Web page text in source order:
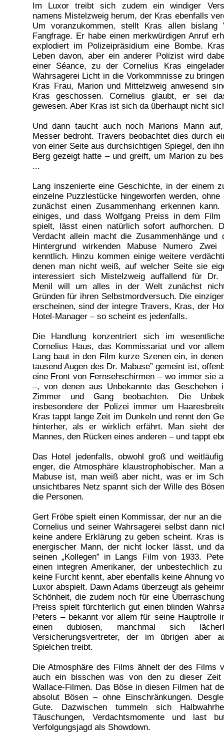
Im Luxor treibt sich zudem ein windiger
namens Mistelzweig herum, der Kras ebenfalls
Um voranzukommen, stellt Kras allen bislang
Fangfrage. Er habe einen merkwürdigen Anruf
explodiert im Polizeipräsidium eine Bombe.
Leben davon, aber ein anderer Polizist wird
einer Séance, zu der Cornelius Kras
Wahrsagerei Licht in die Vorkommnisse zu
Kras Frau, Marion und Mittelzweig anwesend
Kras geschossen. Cornelius glaubt, er sei
gewesen. Aber Kras ist sich da überhaupt nicht
Und dann taucht auch noch Marions Mann
Messer bedroht. Travers beobachtet dies durch
von einer Seite aus durchsichtigen Spiegel, den
Berg gezeigt hatte – und greift, um Marion zu
...
Lang inszenierte eine Geschichte, in der einem
einzelne Puzzlestücke hingeworfen werden,
zunächst einen Zusammenhang erkennen
einiges, und dass Wolfgang Preiss in dem
spielt, lässt einen natürlich sofort aufhorchen.
Verdacht allein macht die Zusammenhänge
Hintergrund wirkenden Mabuse Numero
kenntlich. Hinzu kommen einige weitere
denen man nicht weiß, auf welcher Seite sie
interessiert sich Mistelzweig auffallend für Dr.
Menil will um alles in der Welt zunächst
Gründen für ihren Selbstmordversuch. Die
erscheinen, sind der integre Travers, Kras, der
Hotel-Manager – so scheint es jedenfalls.
Die Handlung konzentriert sich im
Cornelius Haus, das Kommissariat und vor
Lang baut in den Film kurze Szenen ein, in
tausend Augen des Dr. Mabuse” gemeint ist,
eine Front von Fernsehschirmen – wo immer sie
–, von denen aus Unbekannte das Geschehen
Zimmer und Gang beobachten. Die
insbesondere der Polizei immer um
Kras tappt lange Zeit im Dunkeln und rennt den
hinterher, als er wirklich erfährt. Man sieht
Mannes, den Rücken eines anderen – und tappt
Das Hotel jedenfalls, obwohl groß und
enger, die Atmosphäre klaustrophobischer. Man
Mabuse ist, man weiß aber nicht, was er im
unsichtbares Netz spannt sich der Wille des
die Personen.
Gert Fröbe spielt einen Kommissar, der nur an
Cornelius und seiner Wahrsagerei selbst dann
keine andere Erklärung zu geben scheint. Kras
energischer Mann, der nicht locker lässt, und
seinen „Kollegen” in Langs Film von 1933.
einen integren Amerikaner, der unbestechlich
keine Furcht kennt, aber ebenfalls keine Ahnung
Luxor abspielt. Dawn Adams überzeugt als
Schönheit, die zudem noch für eine
Preiss spielt fürchterlich gut einen blinden
Peters – bekannt vor allem für seine Hauptrolle
einen dubiosen, manchmal sich
Versicherungsvertreter, der im übrigen aber
Spielchen treibt.
Die Atmosphäre des Films ähnelt der des Films
auch ein bisschen was von den zu dieser Zeit
Wallace-Filmen. Das Böse in diesen Filmen hat
absolut Bösen – ohne Einschränkungen.
Gute. Dazwischen tummeln sich
Täuschungen, Verdachtsmomente und last
Verfolgungsjagd als Showdown.